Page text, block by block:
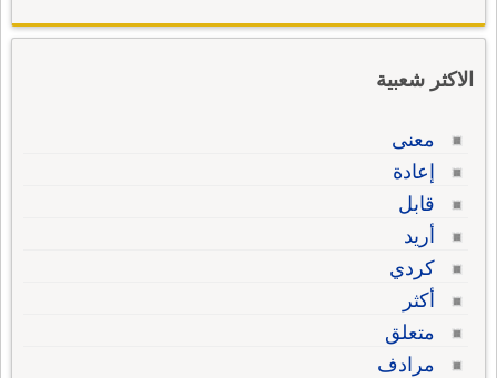
الاكثر شعبية
معنى
إعادة
قابل
أريد
كردي
أكثر
متعلق
مرادف